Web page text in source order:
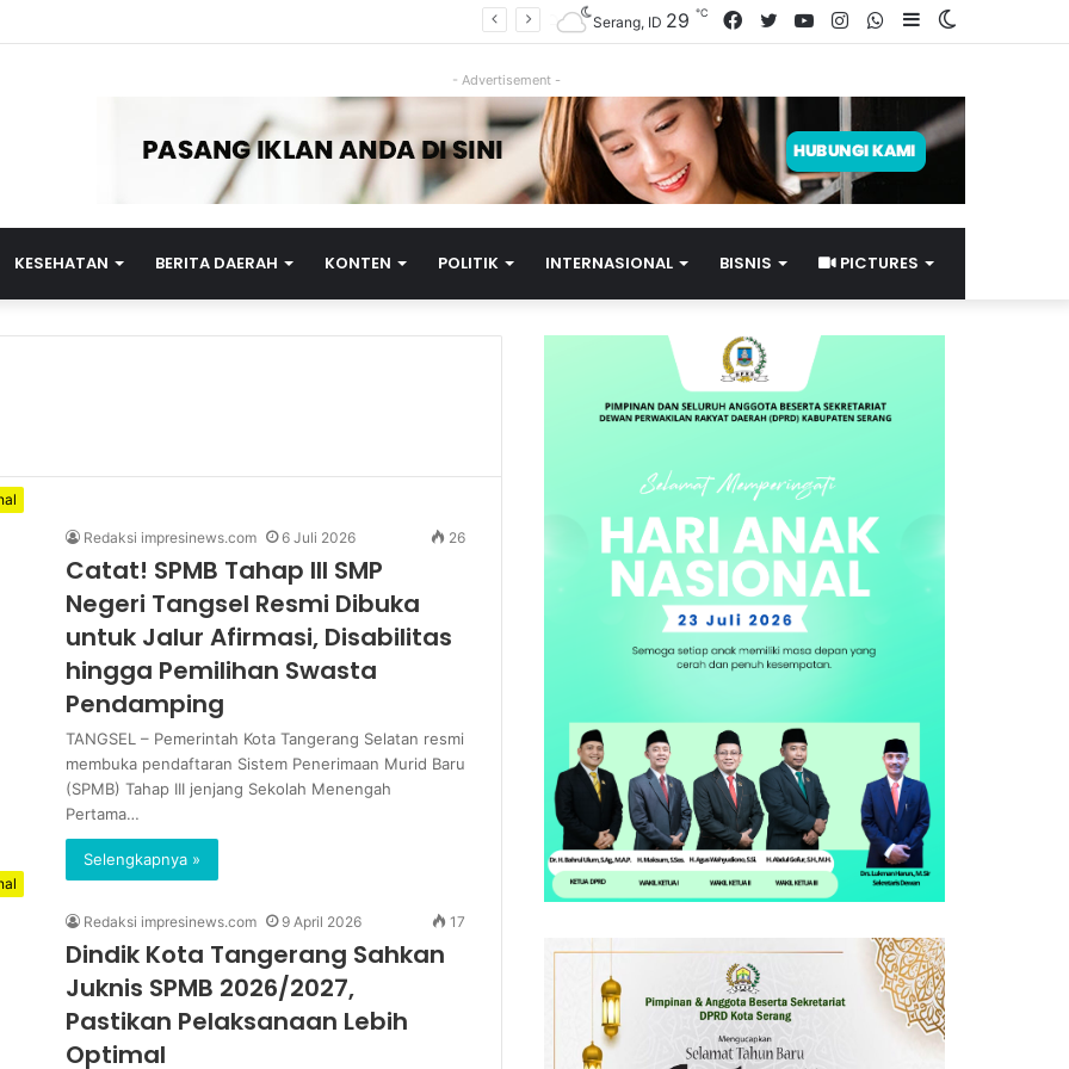
Sidebar
WhatsApp
Instagram
YouTube
Twitter
Facebook
Serang, ID 29 ℃
- Advertisement -
KESEHATAN BERITA DAERAH KONTEN POLITIK INTERNASIONAL BISNIS PICTURES
Redaksi impresinews.com 6 Juli 2026 26
Catat! SPMB Tahap III SMP
Negeri Tangsel Resmi Dibuka
untuk Jalur Afirmasi, Disabilitas
hingga Pemilihan Swasta
Pendamping
TANGSEL – Pemerintah Kota Tangerang Selatan resmi
membuka pendaftaran Sistem Penerimaan Murid Baru
(SPMB) Tahap III jenjang Sekolah Menengah
Pertama…
Selengkapnya »
Redaksi impresinews.com 9 April 2026 17
Dindik Kota Tangerang Sahkan
Juknis SPMB 2026/2027,
Pastikan Pelaksanaan Lebih
Optimal